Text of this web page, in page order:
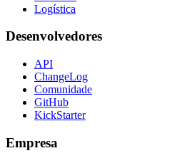
Logística
Desenvolvedores
API
ChangeLog
Comunidade
GitHub
KickStarter
Empresa